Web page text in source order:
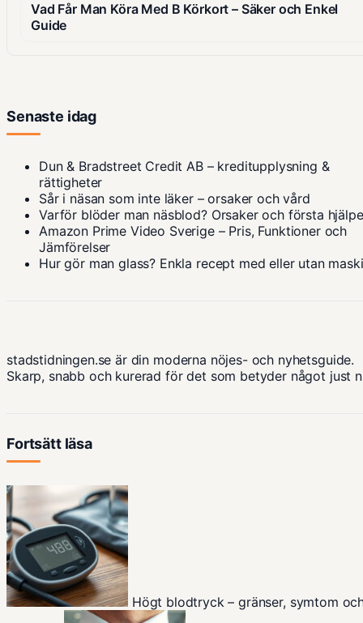
Vad Får Man Köra Med B Körkort – Säker och Enkel
Guide
Senaste idag
Dun & Bradstreet Credit AB – kreditupplysning &
rättigheter
Sår i näsan som inte läker – orsaker och vård
Varför blöder man näsblod? Orsaker och första
Amazon Prime Video Sverige – Pris, Funktioner och
Jämförelser
Hur gör man glass? Enkla recept med eller utan
stadstidningen.se är din moderna nöjes- och nyhetsguide.
Skarp, snabb och kurerad för det som betyder något just
Fortsätt läsa
Högt blodtryck – gränser, symtom